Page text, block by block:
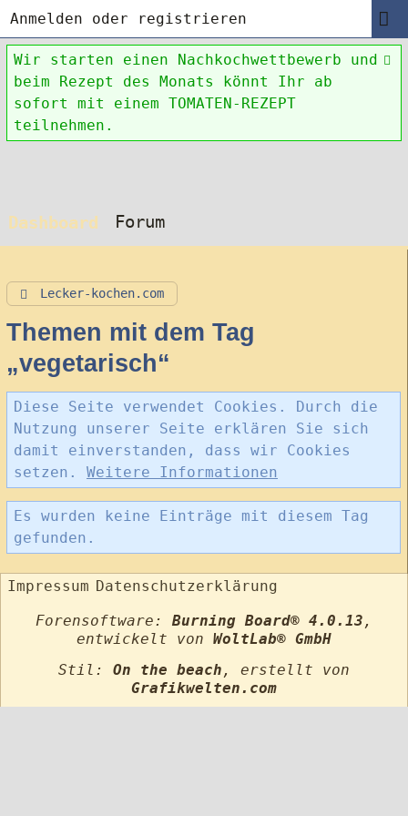
Anmelden oder registrieren
Wir starten einen Nachkochwettbewerb und
beim Rezept des Monats könnt Ihr ab
sofort mit einem TOMATEN-REZEPT
teilnehmen.
Dashboard Forum
Lecker-kochen.com
Themen mit dem Tag
„vegetarisch“
Diese Seite verwendet Cookies. Durch die
Nutzung unserer Seite erklären Sie sich
damit einverstanden, dass wir Cookies
setzen. Weitere Informationen
Es wurden keine Einträge mit diesem Tag
gefunden.
Impressum Datenschutzerklärung
Forensoftware: Burning Board® 4.0.13 ,
entwickelt von WoltLab® GmbH
Stil: On the beach , erstellt von
Grafikwelten.com